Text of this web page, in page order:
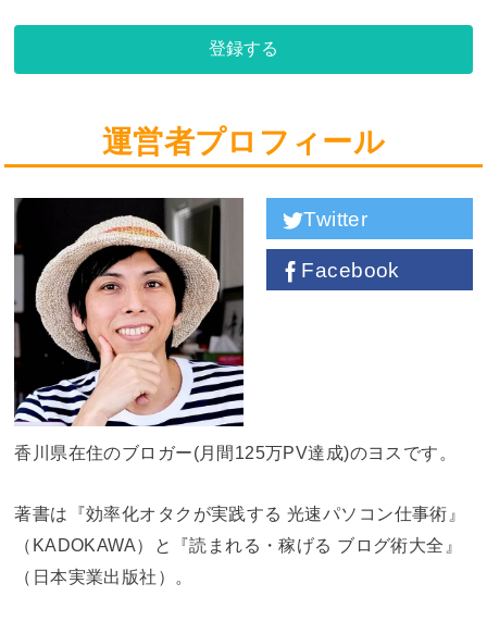
登録する
運営者プロフィール
Twitter
Facebook
香川県在住のブロガー(月間125万PV達成)のヨスです。
著書は『効率化オタクが実践する 光速パソコン仕事術』
（KADOKAWA）と『読まれる・稼げる ブログ術大全』
（日本実業出版社）。